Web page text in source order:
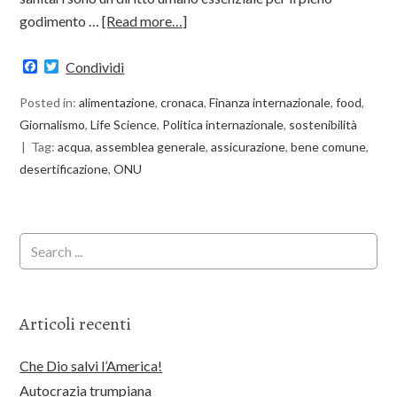
godimento …[Read more…]
Facebook
Twitter
Condividi
Posted in:alimentazione,cronaca,Finanza internazionale,food,
Giornalismo,Life Science, Politica internazionale, sostenibilità
Tag:acqua,assemblea generale,assicurazione,bene comune,
desertificazione,ONU
Articoli recenti
Che Dio salvi l’America!
Autocrazia trumpiana